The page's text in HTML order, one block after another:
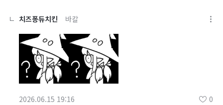
치즈퐁듀치킨 바칼
2026.06.15 19:16 0